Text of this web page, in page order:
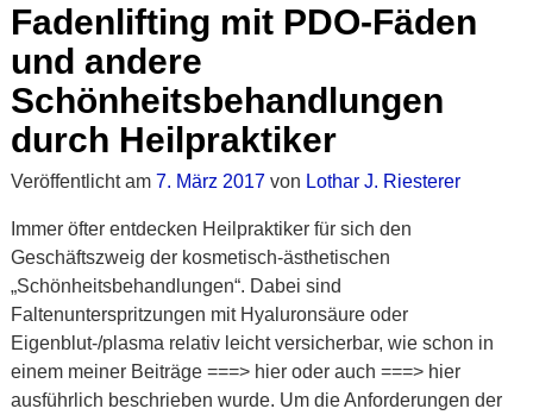
Fadenlifting mit PDO-Fäden
und andere
Schönheitsbehandlungen
durch Heilpraktiker
Veröffentlicht am 7. März 2017 von Lothar J. Riesterer
Immer öfter entdecken Heilpraktiker für sich den
Geschäftszweig der kosmetisch-ästhetischen
„Schönheitsbehandlungen“. Dabei sind
Faltenunterspritzungen mit Hyaluronsäure oder
Eigenblut-/plasma relativ leicht versicherbar, wie schon in
einem meiner Beiträge ===> hier oder auch ===> hier
ausführlich beschrieben wurde. Um die Anforderungen der